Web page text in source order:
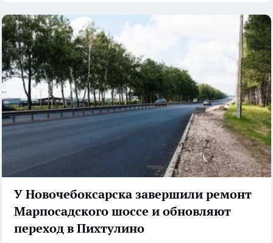
У Новочебоксарска завершили ремонт
Марпосадского шоссе и обновляют
переход в Пихтулино